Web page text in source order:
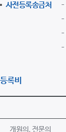
사전등록송금처
등록비
개원의, 전문의